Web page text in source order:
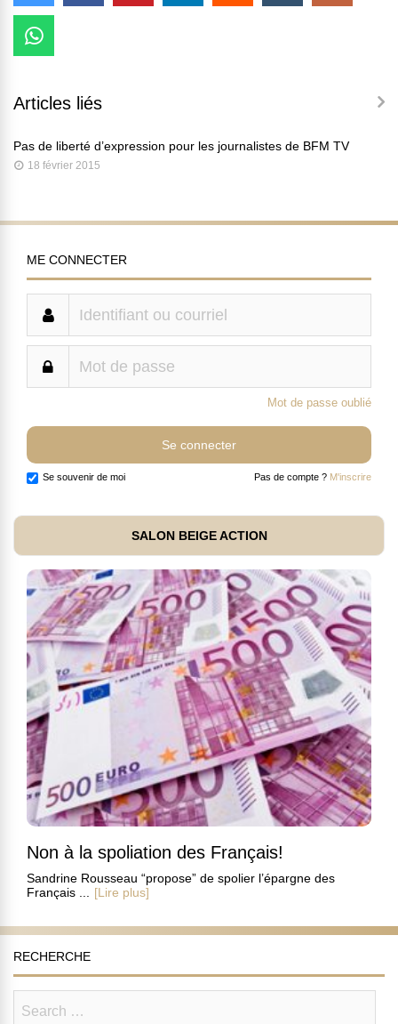
Articles liés
Pas de liberté d’expression pour les journalistes de BFM TV
18 février 2015
ME CONNECTER
Mot de passe oublié
Se souvenir de moi Pas de compte ? M'inscrire
SALON BEIGE ACTION
Non à la spoliation des Français!
Sandrine Rousseau “propose” de spolier l’épargne des
Français ... [Lire plus]
RECHERCHE